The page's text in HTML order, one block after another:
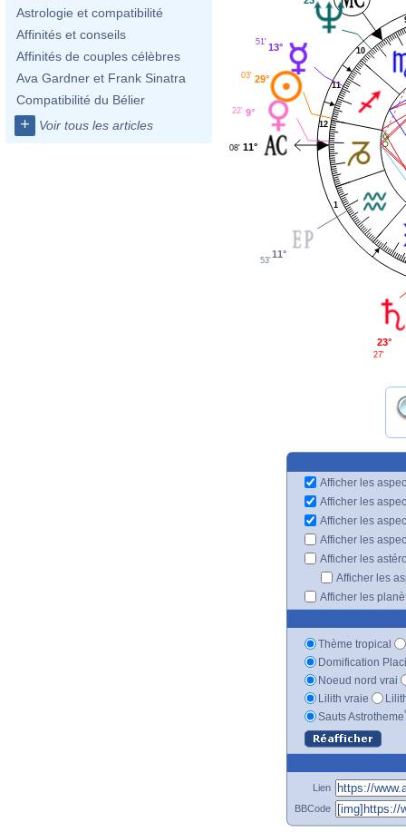
Astrologie et compatibilité
Affinités et conseils
Affinités de couples célèbres
Ava Gardner et Frank Sinatra
Compatibilité du Bélier
+ Voir tous les articles
1
10
11
12
13°
51'
29°
03'
9°
22'
11°
08'
11°
53'
23°
27'
Afficher les
Afficher les
Afficher les
Afficher les
Afficher les
Afficher les
Afficher les
Thème tropical
Domification
Noeud nord vrai
Lilith vraie
Sauts Astrotheme
Lien
BBCode